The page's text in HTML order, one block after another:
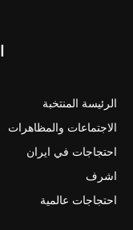
الرئيسة المنتخبة
الاجتماعات والمظاهرات
احتجاجات في ايران
اشرف
احتجاجات عالمية